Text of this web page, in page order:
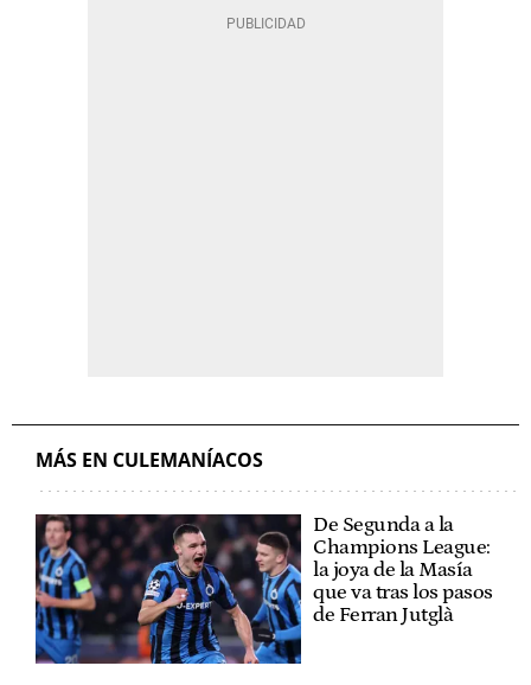
MÁS EN CULEMANÍACOS
De Segunda a la
Champions League:
la joya de la Masía
que va tras los pasos
de Ferran Jutglà